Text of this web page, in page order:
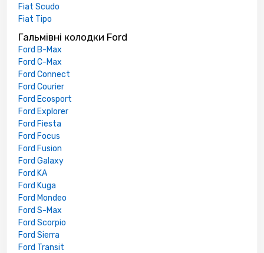
Fiat Scudo
Fiat Tipo
Гальмівні колодки Ford
Ford B-Max
Ford C-Max
Ford Connect
Ford Courier
Ford Ecosport
Ford Explorer
Ford Fiesta
Ford Focus
Ford Fusion
Ford Galaxy
Ford KA
Ford Kuga
Ford Mondeo
Ford S-Max
Ford Scorpio
Ford Sierra
Ford Transit